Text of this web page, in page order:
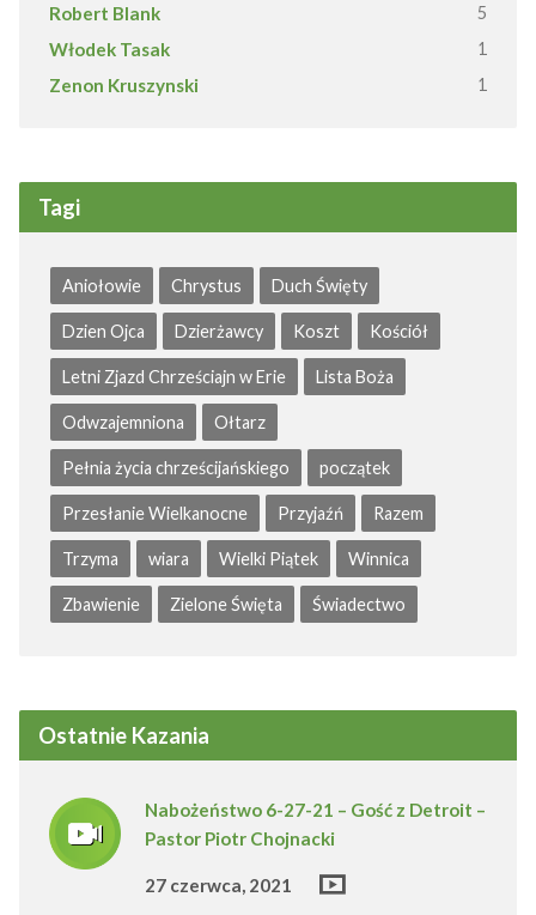
Robert Blank 5
Włodek Tasak 1
Zenon Kruszynski 1
Tagi
Aniołowie Chrystus Duch Święty
Dzien Ojca Dzierżawcy Koszt Kościół
Letni Zjazd Chrześciajn w Erie Lista Boża
Odwzajemniona Ołtarz
Pełnia życia chrześcijańskiego początek
Przesłanie Wielkanocne Przyjaźń Razem
Trzyma wiara Wielki Piątek Winnica
Zbawienie Zielone Święta Świadectwo
Ostatnie Kazania
Nabożeństwo 6-27-21 – Gość z Detroit –
Pastor Piotr Chojnacki
27 czerwca, 2021